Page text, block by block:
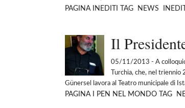
PAGINA INEDITI TAG NEWS INEDITI
Il
05/11/2013 - A
Turchia, che, nel
Günersel lavora al Teatro municipale di
PAGINA I PEN NEL MONDO TAG